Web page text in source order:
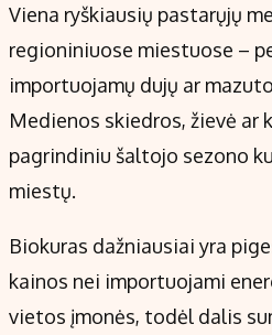
Viena ryškiausių pastarųjų
regioniniuose miestuose –
importuojamų dujų ar
Medienos skiedros, žievė ar
pagrindiniu šaltojo sezono
miestų.
Biokuras dažniausiai yra
kainos nei importuojami
vietos įmonės, todėl dalis